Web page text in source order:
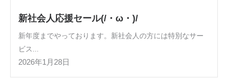
新社会人応援セール(/・ω・)/
新年度までやっております。新社会人の方には特別なサー
ビス...
2026年1月28日